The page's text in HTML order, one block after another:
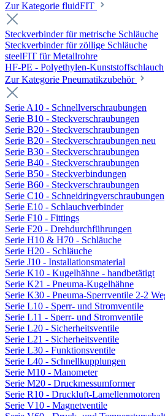
Zur Kategorie fluidFIT
Steckverbinder für metrische Schläuche
Steckverbinder für zöllige Schläuche
steelFIT für Metallrohre
HF-PE - Polyethylen-Kunststoffschlauch
Zur Kategorie Pneumatikzubehör
Serie A10 - Schnellverschraubungen
Serie B10 - Steckverschraubungen
Serie B20 - Steckverschraubungen
Serie B20 - Steckverschraubungen neu
Serie B30 - Steckverschraubungen
Serie B40 - Steckverschraubungen
Serie B50 - Steckverbindungen
Serie B60 - Steckverschraubungen
Serie C10 - Schneidringverschraubungen
Serie E10 - Schlauchverbinder
Serie F10 - Fittings
Serie F20 - Drehdurchführungen
Serie H10 & H70 - Schläuche
Serie H20 - Schläuche
Serie J10 - Installationsmaterial
Serie K10 - Kugelhähne - handbetätigt
Serie K21 - Pneuma-Kugelhähne
Serie K30 - Pneuma-Sperrventile 2-2
Serie L10 - Sperr- und Stromventile
Serie L11 - Sperr- und Stromventile
Serie L20 - Sicherheitsventile
Serie L21 - Sicherheitsventile
Serie L30 - Funktionsventile
Serie L40 - Schnellkupplungen
Serie M10 - Manometer
Serie M20 - Druckmessumformer
Serie R10 - Druckluft-Lamellenmotoren
Serie V10 - Magnetventile